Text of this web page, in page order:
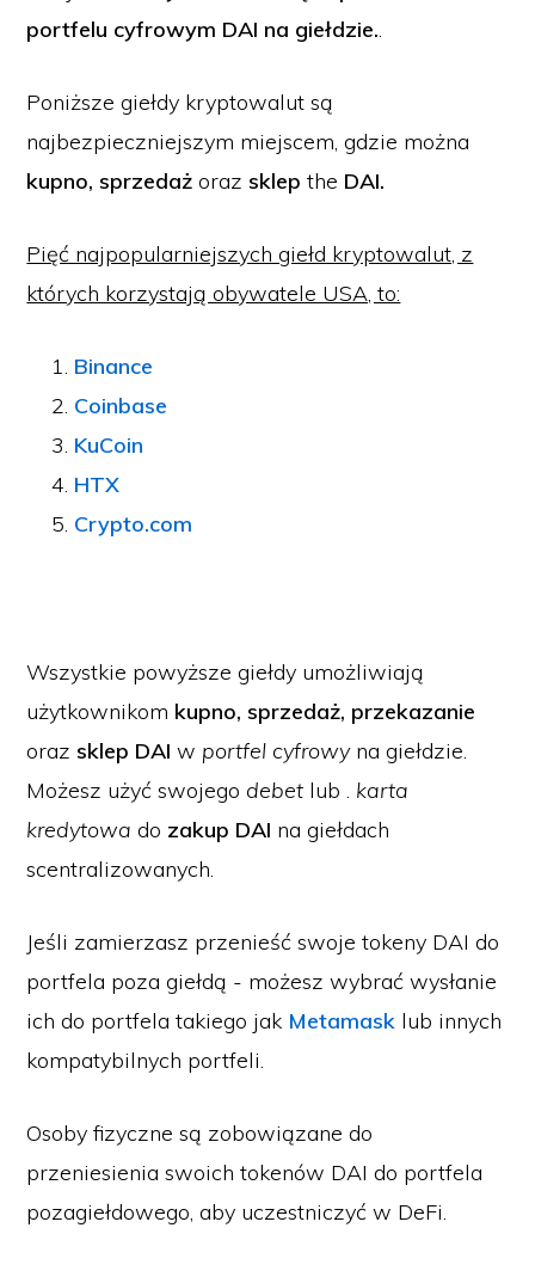
portfelu cyfrowym DAI na giełdzie..
Poniższe giełdy kryptowalut są
najbezpieczniejszym miejscem, gdzie można
kupno, sprzedaż orazsklep the DAI.
Pięć najpopularniejszych giełd kryptowalut, z
których korzystają obywatele USA, to:
Binance
Coinbase
KuCoin
HTX
Crypto.com
Wszystkie powyższe giełdy umożliwiają
użytkownikom kupno, sprzedaż, przekazanie
orazsklep DAIw portfel cyfrowyna giełdzie.
Możesz użyć swojego debet lub . karta
kredytowa do zakup DAI na giełdach
scentralizowanych.
Jeśli zamierzasz przenieść swoje tokeny DAI do
portfela poza giełdą - możesz wybrać wysłanie
ich do portfela takiego jak Metamask lub innych
kompatybilnych portfeli.
Osoby fizyczne są zobowiązane do
przeniesienia swoich tokenów DAI do portfela
pozagiełdowego, aby uczestniczyć w DeFi.